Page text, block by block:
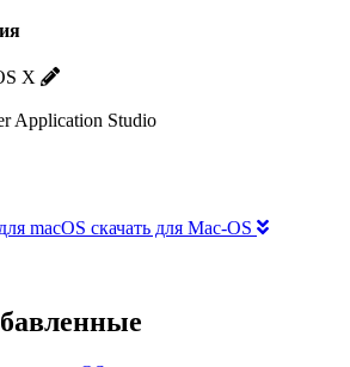
X
Application Studio
macOS скачать для Mac-OS